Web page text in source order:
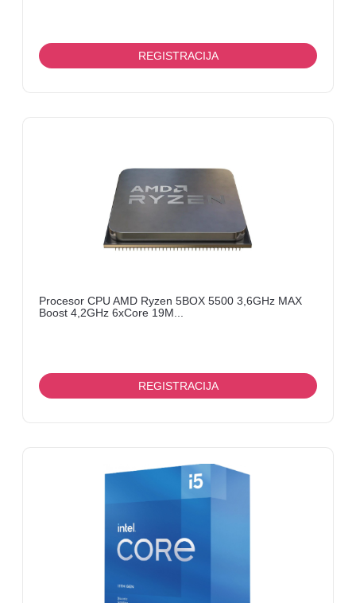
REGISTRACIJA
Procesor CPU AMD Ryzen 5BOX 5500 3,6GHz MAX
Boost 4,2GHz 6xCore 19M...
REGISTRACIJA